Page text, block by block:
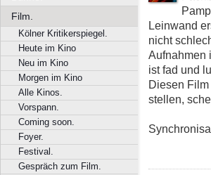
Film.
Kölner Kritikerspiegel.
Heute im Kino
Neu im Kino
Morgen im Kino
Alle Kinos.
Vorspann.
Coming soon.
Foyer.
Festival.
Gespräch zum Film.
Leinwand
nicht
Aufnahmen
ist fad und
Diesen
stellen,